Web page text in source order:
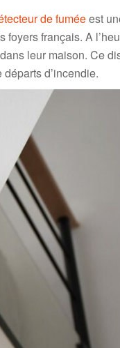
de fuméeest
français. A
dans leur maison. Ce
d’incendie.